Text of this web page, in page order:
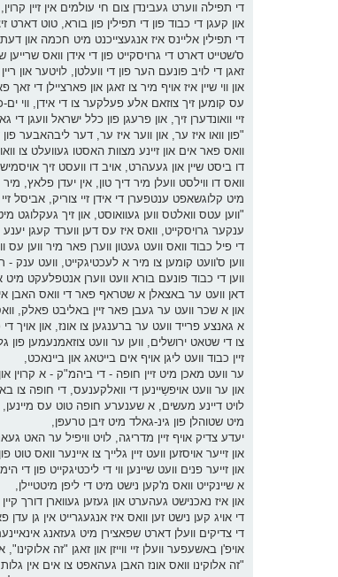
די תפילה ווערט געבינדן צום חי עולמים אין זיין
און קעגן די כבוד פון די תפילין פון בורא, טוט דארט
די תפילין אליינס איז אנגעצייכנט מיט חכמה און
ס'שטייט דארט די גרויסקייט פון די אידן וואס
זאגן די לויב פונעם הער פון די וועלטן, לויטער און ריין
און ווי שיין איז אויף מיר צו זאגן און פארציילן די זאך
עס קומען זיך צוזאם אלע פעלקער צו די אידן, ווי ים-
זיי וואונדערן זיך, און פרעגן פון כלל ישראל וועגן די
"פון וואו איז ער, און ווער איז ער, דער ליבהאבער
וואס פאר אים און זיינע מצוות האסטו געוועלט צו
דו ביסט שיין און געעהרט, אויב דו וועסט זיך
וואס דו ווילסט וועלן מיר דיך טון, אין יעדן פלאץ,
מיט קלוגשאפט ענטפערן די אידן זיי צוריק, אביסל זיי
"ווען עטס וואלטס ווען געוואוסט, און זיך
ענקער גרויסקייט, וואס איז עס דען ווערד קעגן יענע
די פיל כבוד וואס וועט געטון ווערן פאר מיר ווען עס
ווען ס'וועט קומען צו מיר א לעכטיגקייט, וועט
ווען די כבוד פונעם בורא וועט ווערן אנטפלעקט
דאן וועט ער באצאלן א שטראף פאר די וואס האבן
און א שכר וועט ער געבן פאר זיין באליבט פאלק,
א גאנצע פרייד וועט ער ברענגען צו אונז, און אויך
צו די שטאט ירושלים, ווען ער וועט צוזאמנעמען פון
זיין כבוד וועט ליגן אויף אים בייטאג און ביינאכט,
ער וועט מאכן מיט זיין חופה - די ביהמ"ק - א קרוין
און ער וועט אויפשַיינען די וואלקענעס, די חופה צו
לויט דיינע מעשים, א שענערע חופה טוט עס מיינען,
מיט שטוהלן פון גינ-גאלד מיט זיבן טרעפּן,
יעדע צדיק אויף זיין מדריגה, לויט וויפיל ער האט
און זייער אויסזען וועט זיין גלייך צו איינער וואס טוט
און זייער פנים וועט שיינען ווי די ליכטיגקייט פון די
א שיינקייט וואס מ'קען נישט מיט די ליפן מיטטיילן,
און איז נאכנישט געהערט און געזען געווארן דורך
די אויג קען נישט זען וואס איז אנגעגרייט אין גן
די צדיקים וועלן דארט שפאצירן מיט געזאנג
אויפ'ן באשעפער וועלן זיי ווייזן און זאגן "זה
"זה אלוקינו וואס אונז האבן געהאפט צו אים אין